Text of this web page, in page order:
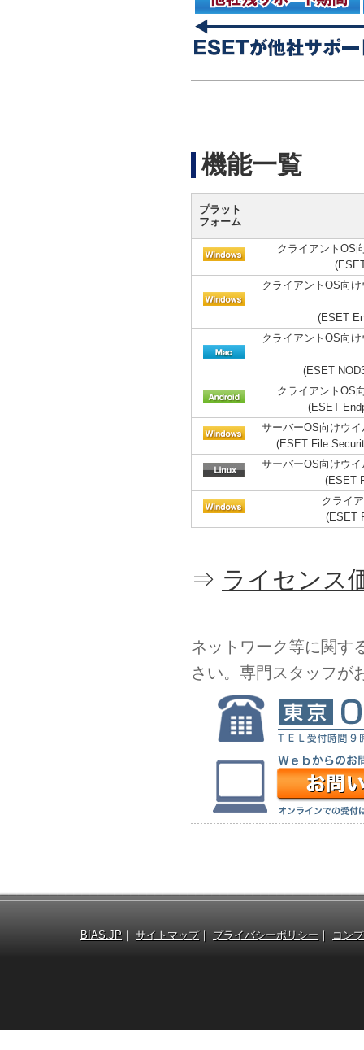
機能一覧
プラット
フォーム
クライアントOS
クライアントOS向
(ESET
クライアントOS向
(ESET
クライアントOS
(ESET
サーバーOS向けウ
(ESET File
サーバーOS向けウ
(ESET
クライ
(ESET
⇒ ライセンス
ネットワーク等に関す
さい。専門スタッフが
BIAS.JP ｜ サイトマップ｜ プライバシーポリシー ｜ コン